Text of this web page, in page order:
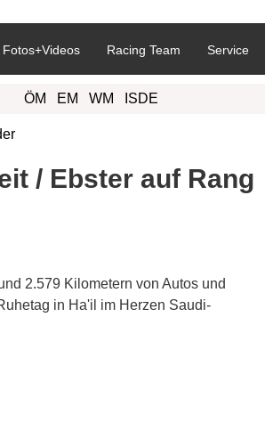
Fotos+Videos Racing Team Service
ÖM EM WM ISDE
/ Ebster auf Rang
2.579 Kilometern von Autos und
in Ha'il im Herzen Saudi-